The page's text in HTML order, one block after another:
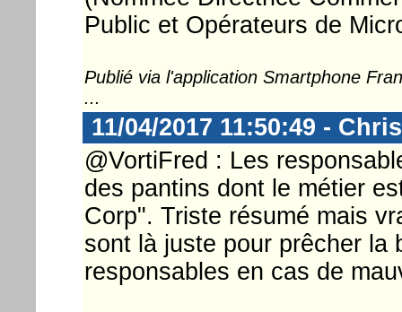
Public et Opérateurs de
Publié via l'application Smartphone
...
11/04/2017 11:50:49 -
@VortiFred : Les
des pantins dont le métier
Corp". Triste résumé mais
sont là juste pour prêcher la
responsables en cas de